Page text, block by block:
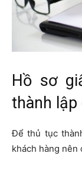
Hồ sơ
thành
Để thủ tục
khách hàng nên